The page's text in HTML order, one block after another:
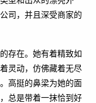
司，并且深受商家的
存在。她有着精致如
灵动，仿佛藏着无尽
高挺的鼻梁为她的面
总是带着一抹恰到好